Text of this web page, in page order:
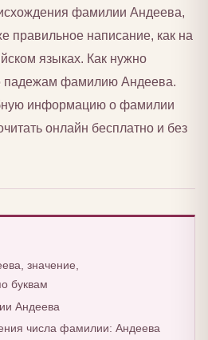
фамилии Андеева,
правильное написание, как на
языках. Как нужно
падежам фамилию Андеева.
информацию о фамилии
онлайн бесплатно и без
значение,
буквам
Андеева
числа фамилии: Андеева